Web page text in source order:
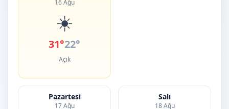
16 Ağu
☀️
31°22°
Açık
Pazartesi
17 Ağu
Salı
18 Ağu